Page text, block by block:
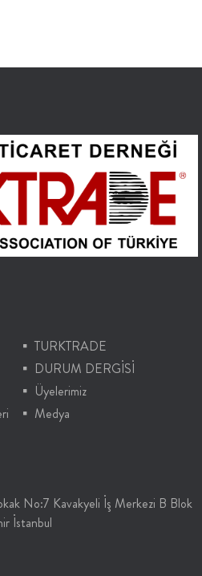
TURKTRADE
DURUM DERGİSİ
Üyelerimiz
Medya
No:7 Kavakyeli İş Merkezi B Blok
İstanbul